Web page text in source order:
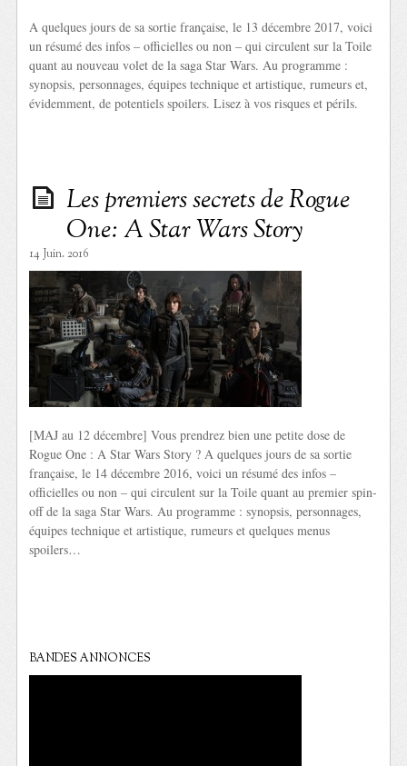
A quelques jours de sa sortie française, le 13 décembre 2017, voici
un résumé des infos – officielles ou non – qui circulent sur la Toile
quant au nouveau volet de la saga Star Wars. Au programme :
synopsis, personnages, équipes technique et artistique, rumeurs et,
évidemment, de potentiels spoilers. Lisez à vos risques et périls.
Les premiers secrets de Rogue
One: A Star Wars Story
14 Juin. 2016
[MAJ au 12 décembre] Vous prendrez bien une petite dose de
Rogue One : A Star Wars Story ? A quelques jours de sa sortie
française, le 14 décembre 2016, voici un résumé des infos –
officielles ou non – qui circulent sur la Toile quant au premier spin-
off de la saga Star Wars. Au programme : synopsis, personnages,
équipes technique et artistique, rumeurs et quelques menus
spoilers…
BANDES ANNONCES